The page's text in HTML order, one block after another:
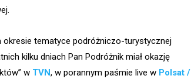
tematyce podróżniczo-turystycznej
kilku dniach Pan Podróżnik miał okazję
w TVN, w porannym paśmie live w Polsat /